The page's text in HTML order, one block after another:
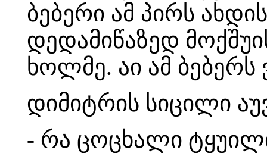
ბებერი ამ პირს
დედამიწაზედ
ხოლმე. აი ამ ბებერს
დიმიტრის სიცილი
- რა ცოცხალი